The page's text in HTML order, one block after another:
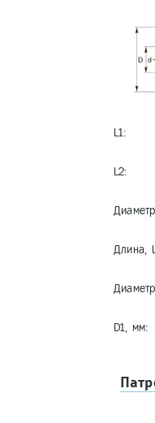
L1:
L2:
Длина,
D1, мм: